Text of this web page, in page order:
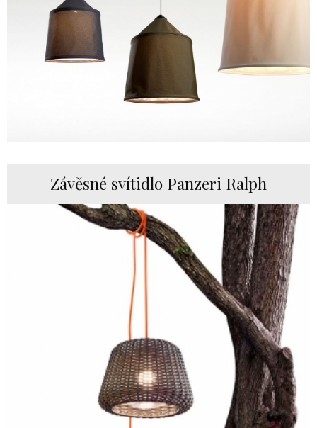
Závěsné svítidlo Panzeri Ralph